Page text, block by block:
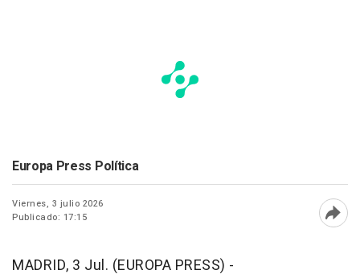
Europa Press Política
Viernes, 3 julio 2026
Publicado: 17:15
MADRID, 3 Jul. (EUROPA PRESS) -